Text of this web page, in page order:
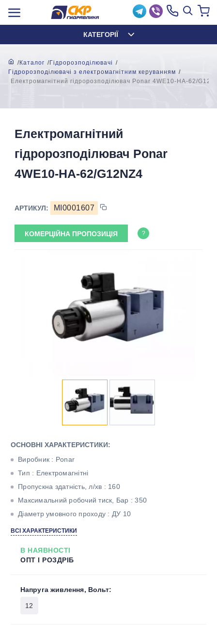
КАТЕГОРІЇ
Каталог
Гідророзподілювачі
Гідророзподілювачі з електромагнітним керуванням
Електромагнітний гідророзподілювач Ponar 4WE10-HA-62/
Електромагнітний
гідророзподілювач Ponar
4WE10-HA-62/G12NZ4
АРТИКУЛ: MI0001607
КОМЕРЦІЙНА ПРОПОЗИЦІЯ ?
ОСНОВНІ ХАРАКТЕРИСТИКИ:
Виробник : Ponar
Тип : Електромагнітні
Пропускна здатність, л/хв : 160
Максимальний робочий тиск, Бар : 350
Діаметр умовного проходу : ДУ 10
ВСІ ХАРАКТЕРИСТИКИ
В НАЯВНОСТІ
ОПТ І РОЗДРІБ
Напруга живлення, Вольт:
12